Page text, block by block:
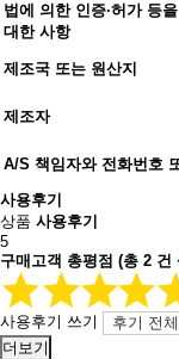
법에 의한 인증·허가 등
대한 사항
제조국 또는 원산지
제조자
A/S 책임자와 전화번호
사용후기
상품 사용후기
5
구매고객 총평점 (총 2 건
사용후기 쓰기
후기 전
더보기